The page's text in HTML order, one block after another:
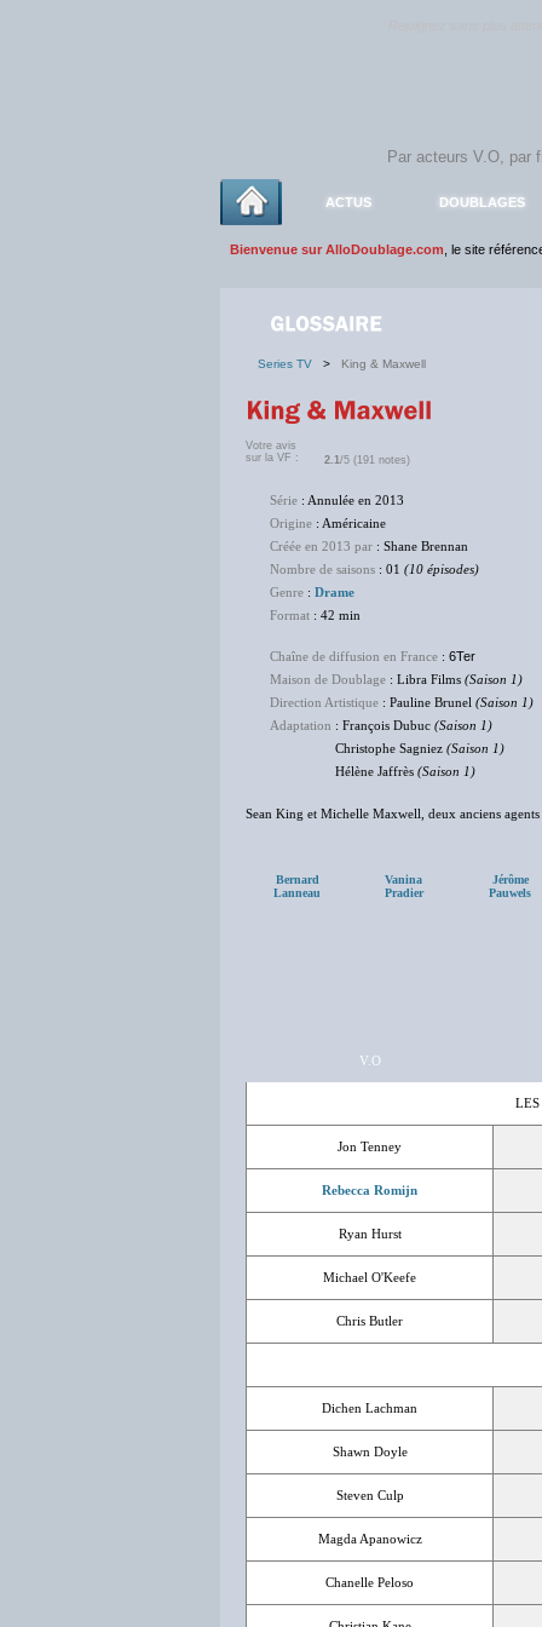
ACTUS DOUBLAGES
Bienvenue sur AlloDoublage.com , le site
Series TV > King & Maxwell
Votre avis
sur la VF :
2.1/5 (191 notes)
Série : Annulée en 2013
Origine : Américaine
Créée en 2013 par : Shane Brennan
Nombre de saisons : 01 (10 épisodes)
Genre : Drame
Format : 42 min
Chaîne de diffusion en France : 6Ter
Maison de Doublage : Libra Films (Saison 1)
Direction Artistique : Pauline Brunel (Saison 1)
Adaptation : François Dubuc (Saison 1)
Christophe Sagniez (Saison 1)
Hélène Jaffrès (Saison 1)
Sean King et Michelle Maxwell, deux anciens
Bernard
Lanneau
Vanina
Pradier
Jérôme
Pauwels
V.O
LES
Jon Tenney
Rebecca Romijn
Ryan Hurst
Michael O'Keefe
Chris Butler
Dichen Lachman
Shawn Doyle
Steven Culp
Magda Apanowicz
Chanelle Peloso